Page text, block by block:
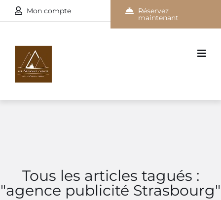
Mon compte Réservez
maintenant
Tous les articles tagués :
"agence publicité Strasbourg"